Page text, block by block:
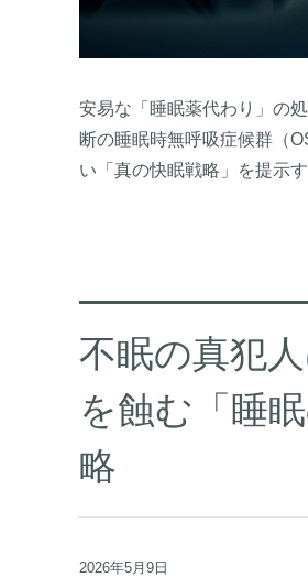
安易な「睡眠薬代わり」の
断の睡眠時無呼吸症候群（
い「真の快眠戦略」を提示す
不眠の真犯
を蝕む「睡
略
2026年5月9日